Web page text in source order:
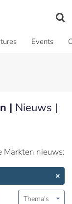
Events
| Nieuws |
Markten nieuws:
Thema's